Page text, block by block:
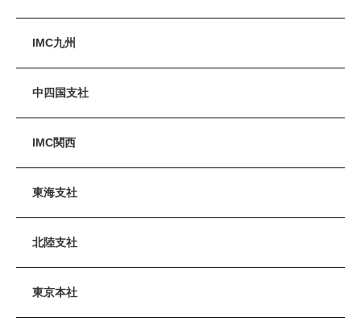
IMC九州
中四国支社
IMC関西
東海支社
北陸支社
東京本社